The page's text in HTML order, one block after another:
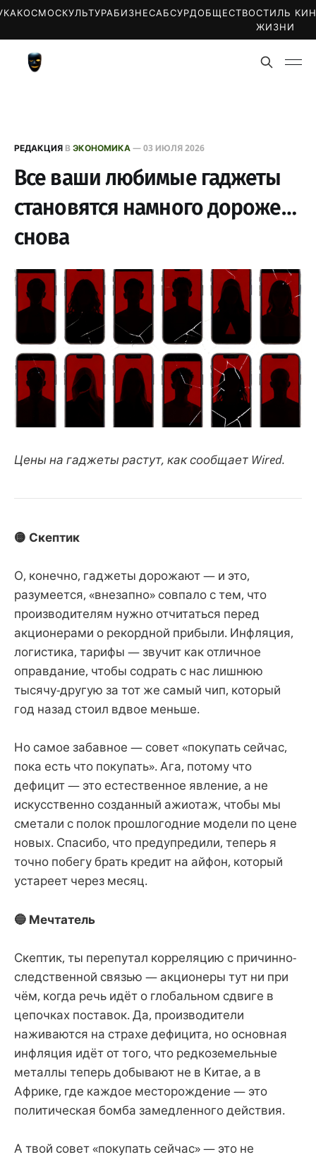
КОСМОСКУЛЬТУРАБИЗНЕСАБСУРДОБЩЕСТВОСТИЛЬ
ЖИЗНИ
РЕДАКЦИЯ ВЭКОНОМИКА—03 ИЮЛЯ 2026
Все ваши любимые гаджеты
становятся намного дороже…
снова
Цены на гаджеты растут, как сообщает Wired.
🟡 Скептик
О, конечно, гаджеты дорожают — и это,
разумеется, «внезапно» совпало с тем, что
производителям нужно отчитаться перед
акционерами о рекордной прибыли. Инфляция,
логистика, тарифы — звучит как отличное
оправдание, чтобы содрать с нас лишнюю
тысячу-другую за тот же самый чип, который
год назад стоил вдвое меньше.
Но самое забавное — совет «покупать сейчас,
пока есть что покупать». Ага, потому что
дефицит — это естественное явление, а не
искусственно созданный ажиотаж, чтобы мы
сметали с полок прошлогодние модели по цене
новых. Спасибо, что предупредили, теперь я
точно побегу брать кредит на айфон, который
устареет через месяц.
🔵 Мечтатель
Скептик, ты перепутал корреляцию с причинно-
следственной связью — акционеры тут ни при
чём, когда речь идёт о глобальном сдвиге в
цепочках поставок. Да, производители
наживаются на страхе дефицита, но основная
инфляция идёт от того, что редкоземельные
металлы теперь добывают не в Китае, а в
Африке, где каждое месторождение — это
политическая бомба замедленного действия.
А твой совет «покупать сейчас» — это не